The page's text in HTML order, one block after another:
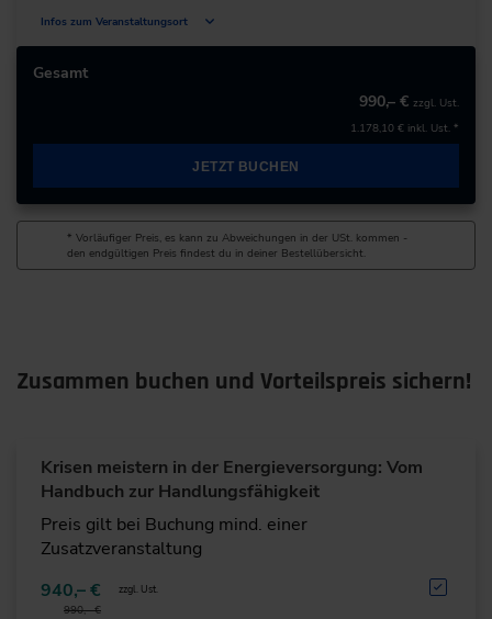
Infos zum Veranstaltungsort
Innere Kanalstr. 15
50823 Köln
+49 221/5701-0
Gesamt
990,– € zzgl. Ust.
1.178,10 € inkl. Ust. *
JETZT BUCHEN
* Vorläufiger Preis, es kann zu Abweichungen in der USt. kommen -
den endgültigen Preis findest du in deiner Bestellübersicht.
Zusammen buchen und Vorteilspreis sichern!
Krisen meistern in der Energieversorgung: Vom
Handbuch zur Handlungsfähigkeit
Preis gilt bei Buchung mind. einer
Zusatzveranstaltung
940,– €
990,– €
zzgl. Ust.